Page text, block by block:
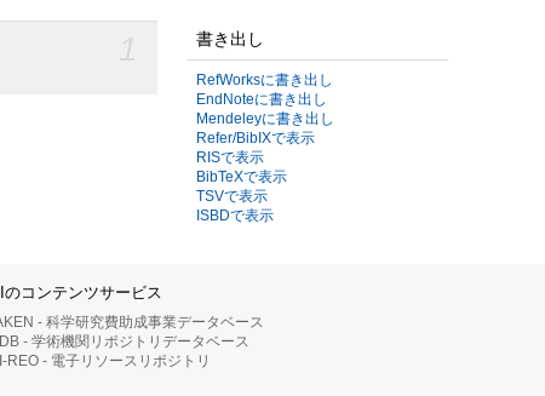
書き出し
RefWorksに書き出し
EndNoteに書き出し
Mendeleyに書き出し
Refer/BibIXで表示
RISで表示
BibTeXで表示
TSVで表示
ISBDで表示
のコンテンツサービス
- 科学研究費助成事業データベース
- 学術機関リポジトリデータベース
REO - 電子リソースリポジトリ